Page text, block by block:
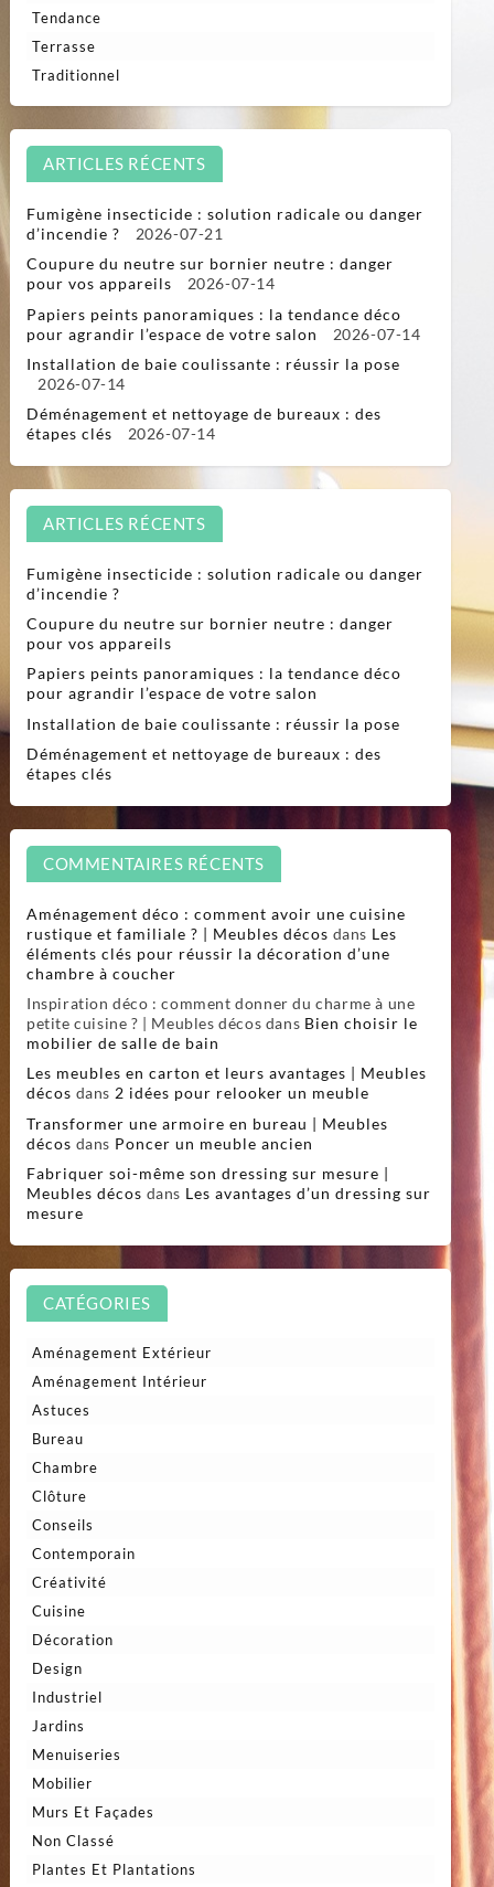
Tendance
Terrasse
Traditionnel
ARTICLES RÉCENTS
Fumigène insecticide : solution radicale ou danger
d’incendie ?
2026-07-21
Coupure du neutre sur bornier neutre : danger
pour vos appareils
2026-07-14
Papiers peints panoramiques : la tendance déco
pour agrandir l’espace de votre salon
2026-07-14
Installation de baie coulissante : réussir la pose
2026-07-14
Déménagement et nettoyage de bureaux : des
étapes clés
2026-07-14
ARTICLES RÉCENTS
Fumigène insecticide : solution radicale ou danger
d’incendie ?
Coupure du neutre sur bornier neutre : danger
pour vos appareils
Papiers peints panoramiques : la tendance déco
pour agrandir l’espace de votre salon
Installation de baie coulissante : réussir la pose
Déménagement et nettoyage de bureaux : des
étapes clés
COMMENTAIRES RÉCENTS
Aménagement déco : comment avoir une cuisine
rustique et familiale ? | Meubles décos dans Les
éléments clés pour réussir la décoration d’une
chambre à coucher
Inspiration déco : comment donner du charme à une
petite cuisine ? | Meubles décos dans Bien choisir le
mobilier de salle de bain
Les meubles en carton et leurs avantages | Meubles
décos dans 2 idées pour relooker un meuble
Transformer une armoire en bureau | Meubles
décos dans Poncer un meuble ancien
Fabriquer soi-même son dressing sur mesure |
Meubles décos dans Les avantages d’un dressing sur
mesure
CATÉGORIES
Aménagement Extérieur
Aménagement Intérieur
Astuces
Bureau
Chambre
Clôture
Conseils
Contemporain
Créativité
Cuisine
Décoration
Design
Industriel
Jardins
Menuiseries
Mobilier
Murs Et Façades
Non Classé
Plantes Et Plantations